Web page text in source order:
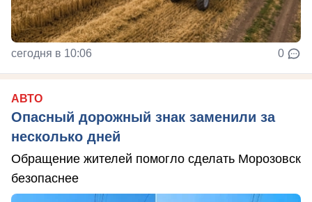
сегодня в 10:06 0
АВТО
Опасный дорожный знак заменили за
несколько дней
Обращение жителей помогло сделать Морозовск
безопаснее